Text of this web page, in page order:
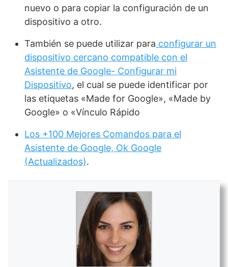
nuevo o para copiar la configuración de un
dispositivo a otro.
También se puede utilizar para configurar un
dispositivo cercano compatible con el
Asistente de Google- Configurar mi
Dispositivo, el cual se puede identificar por
las etiquetas «Made for Google», «Made by
Google» o «Vínculo Rápido
Los +100 Mejores Comandos para el
Asistente de Google, Ok Google
(Actualizados).